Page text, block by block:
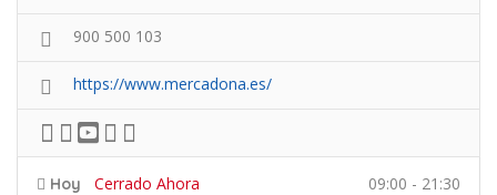
900 500 103
https://www.mercadona.es/
Hoy Cerrado Ahora 09:00 - 21:30